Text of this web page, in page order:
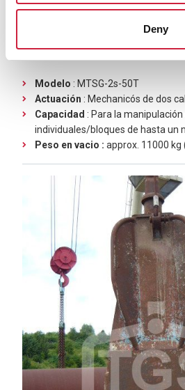
Deny
de dos cables
Modelo : MTSG-2s-50T
Actuación : Mechanicós de dos
Capacidad : Para la manipulación
individuales/bloques de hasta un
Peso en vacio : approx. 11000 kg